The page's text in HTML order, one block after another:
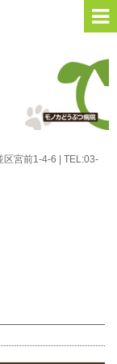
宮前1-4-6 | TEL:03-